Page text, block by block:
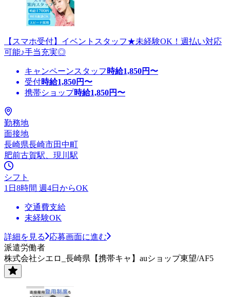
【スマホ受付】イベントスタッフ★未経験OK！週払い対応
可能♪手当充実◎
キャンペーンスタッフ 時給1,850円〜
受付時給1,850円〜
携帯ショップ時給1,850円〜
勤務地
面接地
長崎県長崎市田中町
肥前古賀駅、現川駅
シフト
1日8時間 週4日からOK
交通費支給
未経験OK
詳細を見る
応募画面に進む
派遣労働者
株式会社シエロ_長崎県【携帯キャ】auショップ東望/AF5